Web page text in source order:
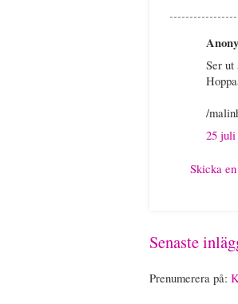
Ser
/
25 juli
Skicka
Senaste
Prenumerera på: